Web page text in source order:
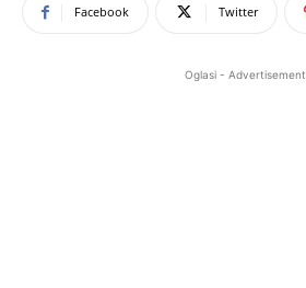
Facebook Twitter
Oglasi - Advertisement